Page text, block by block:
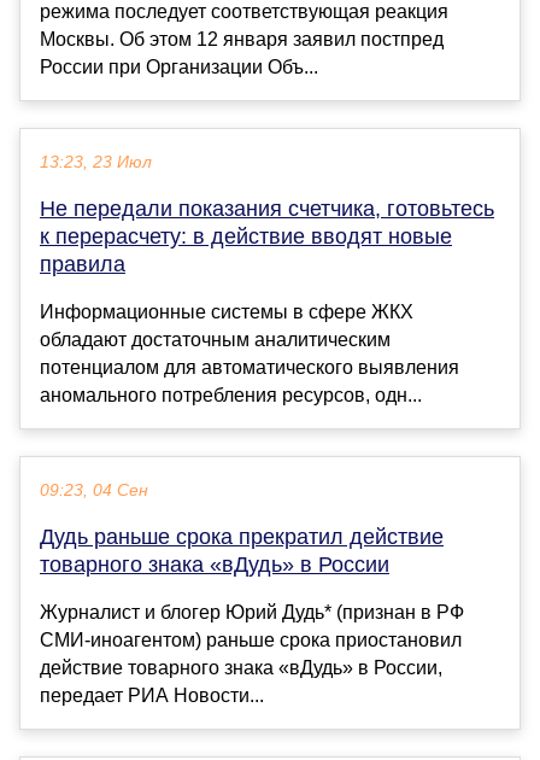
режима последует соответствующая реакция
Москвы. Об этом 12 января заявил постпред
России при Организации Объ...
13:23, 23 Июл
Не передали показания счетчика, готовьтесь
к перерасчету: в действие вводят новые
правила
Информационные системы в сфере ЖКХ
обладают достаточным аналитическим
потенциалом для автоматического выявления
аномального потребления ресурсов, одн...
09:23, 04 Сен
Дудь раньше срока прекратил действие
товарного знака «вДудь» в России
Журналист и блогер Юрий Дудь* (признан в РФ
СМИ-иноагентом) раньше срока приостановил
действие товарного знака «вДудь» в России,
передает РИА Новости...